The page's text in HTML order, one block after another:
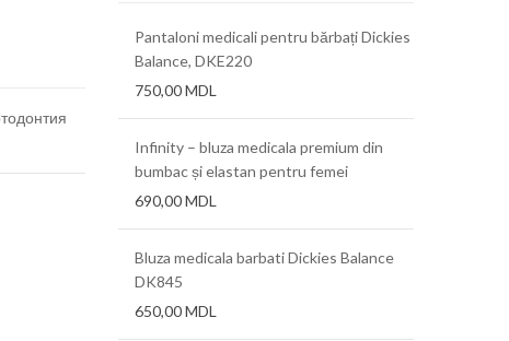
AT 0.38mm
Pantaloni medicali pentru bărbați Dickies
Balance, DKE220
750,00MDL
Infinity – bluza medicala premium din
bumbac și elastan pentru femei
690,00MDL
Bluza medicala barbati Dickies Balance
DK845
650,00MDL